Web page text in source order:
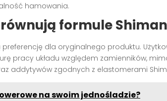
hamowania.
formule
dla oryginalnego produktu.
pracy układu względem zamienników,
addytywów zgodnych z elastomerami
na swoim jednośladzie?